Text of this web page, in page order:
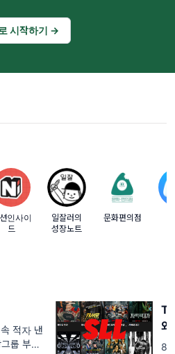
시작하기 →
인사이
드
일잘러의
성장노트
문화편의점
적자 낸
룹 부회
와
8